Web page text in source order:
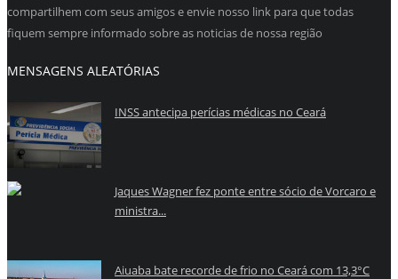
compartilhem com seus amigos e envie nosso link para que todas
fiquem sempre informado sobre as noticias de nossa região
MENSAGENS ALEATÓRIAS
INSS antecipa perícias médicas no Ceará
Jaques Wagner fez ponte entre sócio de Vorcaro e
ministra...
Aiuaba bate recorde de frio no Ceará com 13,3°C